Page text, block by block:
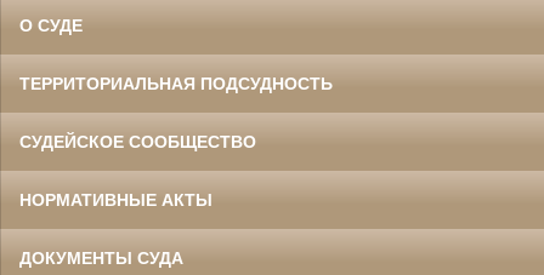
О СУДЕ
ТЕРРИТОРИАЛЬНАЯ ПОДСУДНОСТЬ
СУДЕЙСКОЕ СООБЩЕСТВО
НОРМАТИВНЫЕ АКТЫ
ДОКУМЕНТЫ СУДА